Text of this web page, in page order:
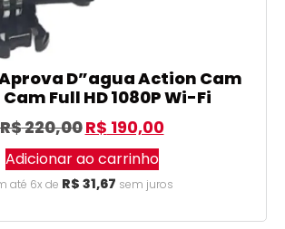
D”agua Action Cam
Full HD 1080P Wi-Fi
R$220,00R$ 190,00
Adicionar ao carrinho
até 6x de R$ 31,67 sem juros